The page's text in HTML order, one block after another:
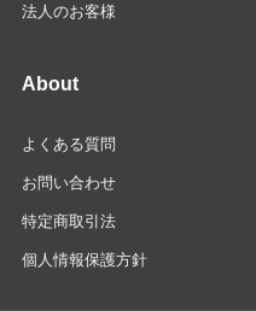
法人のお客様
About
よくある質問
お問い合わせ
特定商取引法
個人情報保護方針